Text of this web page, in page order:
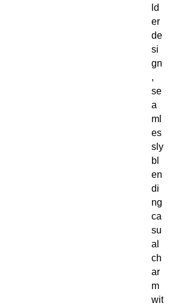
ld
er
de
si
gn
,
se
a
ml
es
sly
bl
en
di
ng
ca
su
al
ch
ar
m
wit